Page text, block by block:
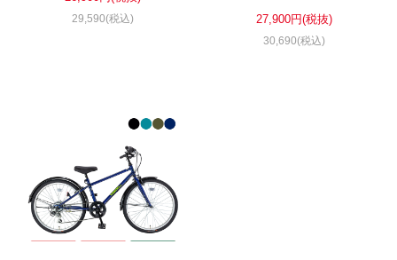
29,590(税込) 27,900円(税抜)
30,690(税込)